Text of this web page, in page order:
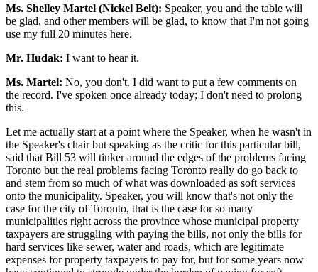
Ms. Shelley Martel (Nickel Belt): Speaker, you and the table will
be glad, and other members will be glad, to know that I'm not going
use my full 20 minutes here.
Mr. Hudak: I want to hear it.
Ms. Martel: No, you don't. I did want to put a few comments on
the record. I've spoken once already today; I don't need to prolong
this.
Let me actually start at a point where the Speaker, when he wasn't in
the Speaker's chair but speaking as the critic for this particular bill,
said that Bill 53 will tinker around the edges of the problems facing
Toronto but the real problems facing Toronto really do go back to
and stem from so much of what was downloaded as soft services
onto the municipality. Speaker, you will know that's not only the
case for the city of Toronto, that is the case for so many
municipalities right across the province whose municipal property
taxpayers are struggling with paying the bills, not only the bills for
hard services like sewer, water and roads, which are legitimate
expenses for property taxpayers to pay for, but for some years now